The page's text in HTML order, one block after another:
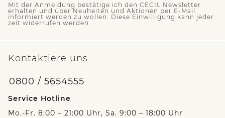
Mit der Anmeldung bestätige ich den CECIL Newsletter
erhalten und über Neuheiten und Aktionen per E-Mail
informiert werden zu wollen. Diese Einwilligung kann jeder
zeit widerrufen werden.
Kontaktiere uns
0800 / 5654555
Service Hotline
Mo.-Fr. 8:00 – 21:00 Uhr, Sa. 9:00 – 18:00 Uhr